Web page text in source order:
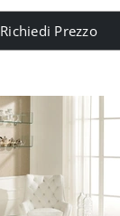
Richiedi Prezzo